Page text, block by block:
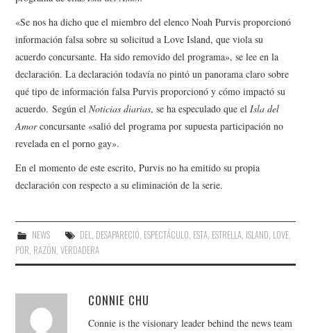
«Se nos ha dicho que el miembro del elenco Noah Purvis proporcionó
información falsa sobre su solicitud a Love Island, que viola su
acuerdo concursante. Ha sido removido del programa», se lee en la
declaración. La declaración todavía no pintó un panorama claro sobre
qué tipo de información falsa Purvis proporcionó y cómo impactó su
acuerdo. Según elNoticias diarias, se ha especulado que elIsla del
Amorconcursante «salió del programa por supuesta participación no
revelada en el porno gay».
En el momento de este escrito, Purvis no ha emitido su propia
declaración con respecto a su eliminación de la serie.
NEWS DEL, DESAPARECIÓ, ESPECTÁCULO, ESTA, ESTRELLA, ISLAND, LOVE,
POR, RAZÓN,VERDADERA
CONNIE CHU
Connie is the visionary leader behind the news team